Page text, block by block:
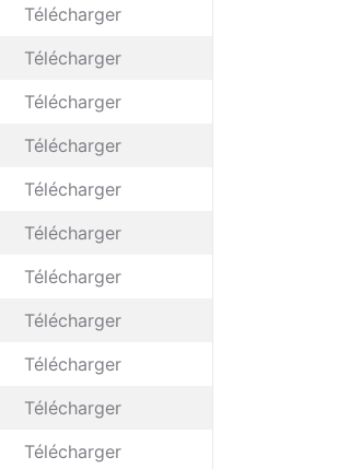
Télécharger
Télécharger
Télécharger
Télécharger
Télécharger
Télécharger
Télécharger
Télécharger
Télécharger
Télécharger
Télécharger